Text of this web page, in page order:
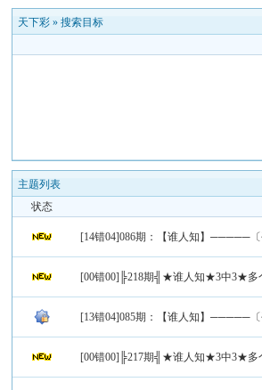
天下彩 »搜索目标
主题列表
状态
[14错04]086期：【谁人知】─────
[00错00]╠218期╣★谁人知★3中3★多
[13错04]085期：【谁人知】─────
[00错00]╠217期╣★谁人知★3中3★多